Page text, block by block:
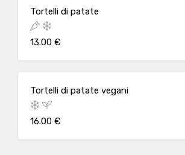
Tortelli di patate
13.00 €
Tortelli di patate vegani
16.00 €